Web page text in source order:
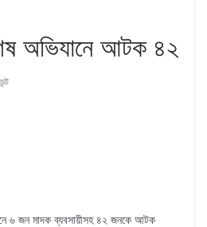
অভিযানে আটক ৪২
৬ জন মাদক ব্যবসায়ীসহ ৪২ জনকে আটক